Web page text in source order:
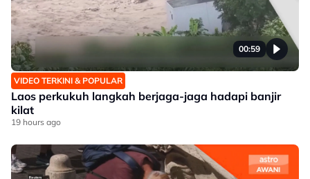
00:59
VIDEO TERKINI & POPULAR
Laos perkukuh langkah berjaga-jaga hadapi banjir
kilat
19 hours ago